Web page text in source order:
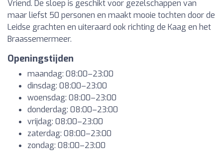
Vriend. De sloep is geschikt voor gezelschappen van
maar liefst 50 personen en maakt mooie tochten door de
Leidse grachten en uiteraard ook richting de Kaag en het
Braassemermeer.
Openingstijden
maandag: 08:00–23:00
dinsdag: 08:00–23:00
woensdag: 08:00–23:00
donderdag: 08:00–23:00
vrijdag: 08:00–23:00
zaterdag: 08:00–23:00
zondag: 08:00–23:00